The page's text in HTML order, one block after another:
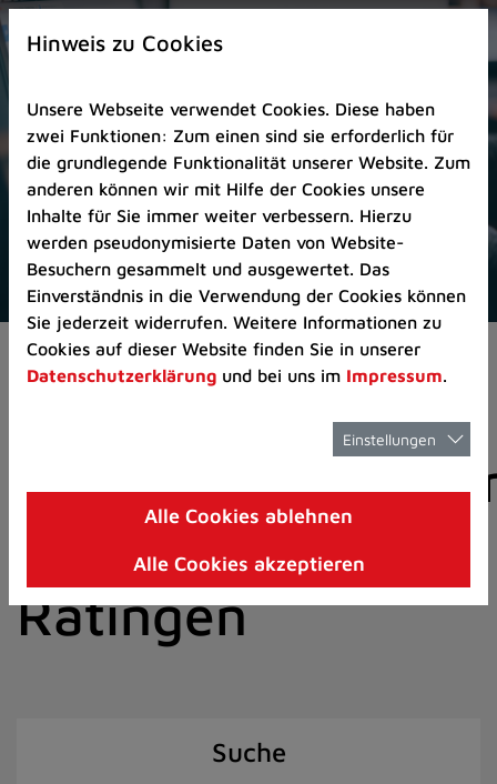
Zur
Startseite
Zum
Seitenanfang
springen
(Schnelltaste
A)
Zur
Navigation/Menü
springen
(Schnelltaste
M)
Zur
8)
I)
Pressemeldungen
der Stadt
Ratingen
Suche
Hinweis zu Cookies
Unsere Webseite verwendet Cookies. Diese haben
zwei Funktionen: Zum einen sind sie erforderlich für
die grundlegende Funktionalität unserer Website. Zum
anderen können wir mit Hilfe der Cookies unsere
Inhalte für Sie immer weiter verbessern. Hierzu
werden pseudonymisierte Daten von Website-
Besuchern gesammelt und ausgewertet. Das
Einverständnis in die Verwendung der Cookies können
Sie jederzeit widerrufen. Weitere Informationen zu
Cookies auf dieser Website finden Sie in unserer
Datenschutzerklärung und bei uns im Impressum.
Einstellungen
Alle Cookies ablehnen
Alle Cookies akzeptieren